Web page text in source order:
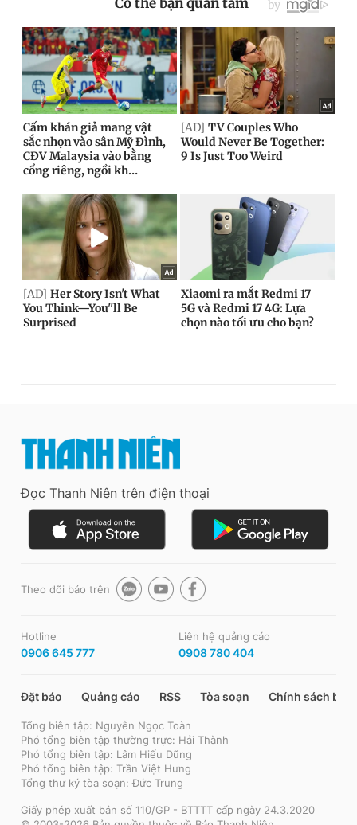
Đọc Thanh Niên trên điện thoại
Theo dõi báo trên
Hotline
0906 645 777
Liên hệ quảng cáo
0908 780 404
Đặt báo Quảng cáo RSS Tòa soạn Chính sách bảo
Tổng biên tập: Nguyễn Ngọc Toàn
Phó tổng biên tập thường trực: Hải Thành
Phó tổng biên tập: Lâm Hiếu Dũng
Phó tổng biên tập: Trần Việt Hưng
Tổng thư ký tòa soạn: Đức Trung
Giấy phép xuất bản số 110/GP - BTTTT cấp ngày 24.3.2020